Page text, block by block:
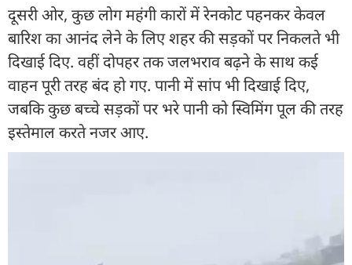
दूसरी ओर, कुछ लोग महंगी कारों में रेनकोट पहनकर केवल
बारिश का आनंद लेने के लिए शहर की सड़कों पर निकलते भी
दिखाई दिए. वहीं दोपहर तक जलभराव बढ़ने के साथ कई
वाहन पूरी तरह बंद हो गए. पानी में सांप भी दिखाई दिए,
जबकि कुछ बच्चे सड़कों पर भरे पानी को स्विमिंग पूल की तरह
इस्तेमाल करते नजर आए.